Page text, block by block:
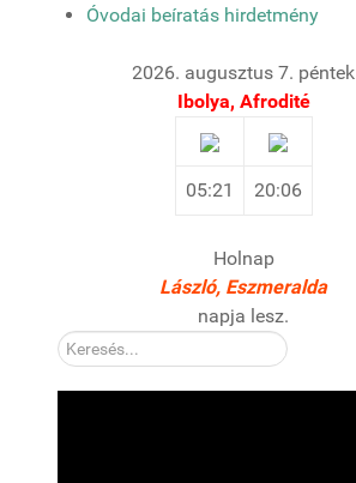
Óvodai beíratás hirdetmény
2026. augusztus 7. péntek
Ibolya, Afrodité
05:21 20:06
Holnap
László, Eszmeralda
napja lesz.
Kereső: